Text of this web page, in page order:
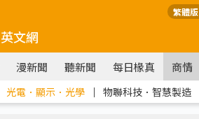
繁體版
英文網
漫新聞 聽新聞 每日椽真 商情
光電．顯示．光學 ｜ 物聯科技．智慧製造